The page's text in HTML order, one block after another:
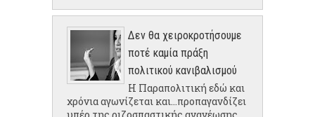
Δεν θα χειροκροτήσουμε
ποτέ καμία πράξη
πολιτικού κανιβαλισμού
Η Παραπολιτική εδώ και
χρόνια αγωνίζεται και...προπαγανδίζει